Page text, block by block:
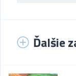
Ďalšie